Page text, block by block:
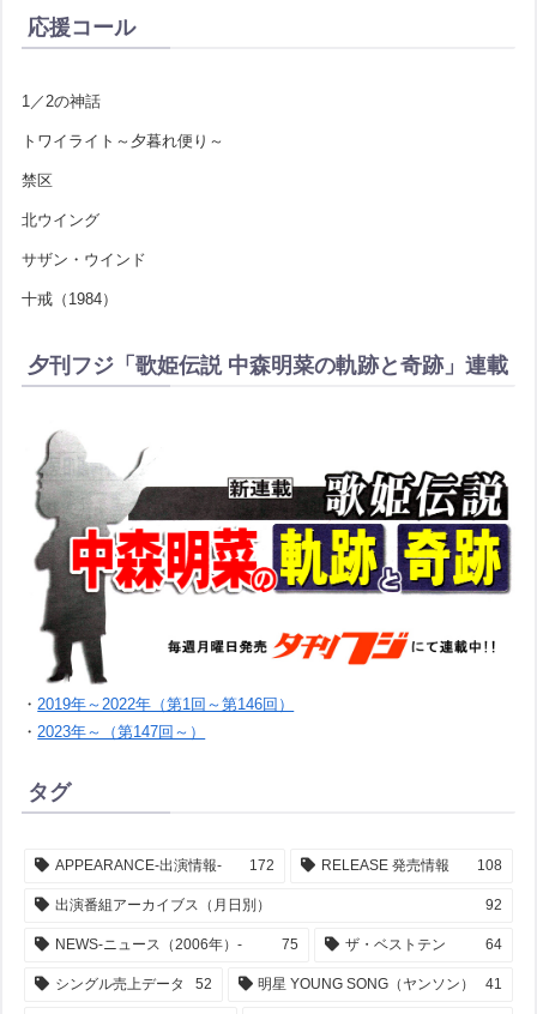
応援コール
1／2の神話
トワイライト～夕暮れ便り～
禁区
北ウイング
サザン・ウインド
十戒（1984）
夕刊フジ「歌姫伝説 中森明菜の軌跡と奇跡」連載
・2019年～2022年（第1回～第146回）
・2023年～（第147回～）
タグ
APPEARANCE-出演情報- 172 RELEASE 発売情報 108
出演番組アーカイブス（月日別） 92
NEWS-ニュース（2006年）- 75 ザ・ベストテン 64
シングル売上データ 52 明星 YOUNG SONG（ヤンソン） 41